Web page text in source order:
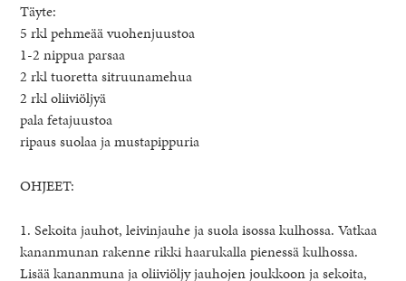
Täyte:
5 rkl pehmeää vuohenjuustoa
1-2 nippua parsaa
2 rkl tuoretta sitruunamehua
2 rkl oliiviöljyä
pala fetajuustoa
ripaus suolaa ja mustapippuria
OHJEET:
1. Sekoita jauhot, leivinjauhe ja suola isossa kulhossa. Vatkaa
kananmunan rakenne rikki haarukalla pienessä kulhossa.
Lisää kananmuna ja oliiviöljy jauhojen joukkoon ja sekoita,